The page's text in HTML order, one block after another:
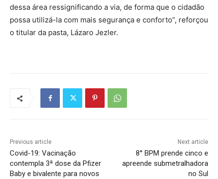
dessa área ressignificando a via, de forma que o cidadão
possa utilizá-la com mais segurança e conforto”, reforçou
o titular da pasta, Lázaro Jezler.
Previous article
Covid-19: Vacinação
contempla 3ª dose da Pfizer
Baby e bivalente para novos
Next article
8° BPM prende cinco e
apreende submetralhadora
no Sul